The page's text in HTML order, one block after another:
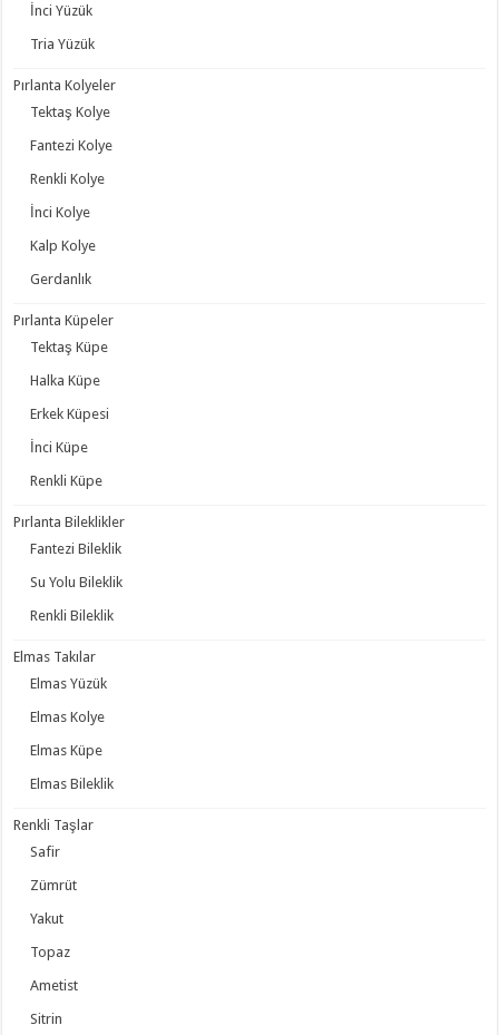
İnci Yüzük
Tria Yüzük
Pırlanta Kolyeler
Tektaş Kolye
Fantezi Kolye
Renkli Kolye
İnci Kolye
Kalp Kolye
Gerdanlık
Pırlanta Küpeler
Tektaş Küpe
Halka Küpe
Erkek Küpesi
İnci Küpe
Renkli Küpe
Pırlanta Bileklikler
Fantezi Bileklik
Su Yolu Bileklik
Renkli Bileklik
Elmas Takılar
Elmas Yüzük
Elmas Kolye
Elmas Küpe
Elmas Bileklik
Renkli Taşlar
Safir
Zümrüt
Yakut
Topaz
Ametist
Sitrin